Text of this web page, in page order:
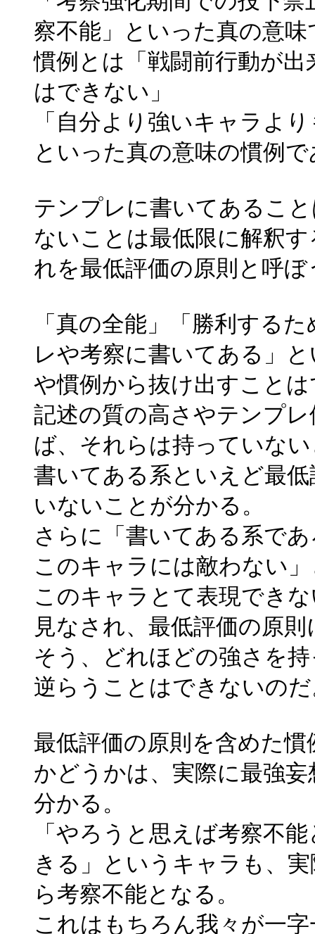
察不能」といった真の意
慣例とは「戦闘前行動が
はできない」
「自分より強いキャラよ
といった真の意味の慣例
テンプレに書いてあるこ
ないことは最低限に解釈
れを最低評価の原則と呼ぼ
「真の全能」「勝利する
レや考察に書いてある」
や慣例から抜け出すこと
記述の質の高さやテンプ
ば、それらは持っていな
書いてある系といえど最
いないことが分かる。
さらに「書いてある系で
このキャラには敵わない
このキャラとて表現でき
見なされ、最低評価の原
そう、どれほどの強さを
逆らうことはできないの
最低評価の原則を含めた
かどうかは、実際に最強
分かる。
「やろうと思えば考察不
きる」というキャラも、
ら考察不能となる。
これはもちろん我々が一